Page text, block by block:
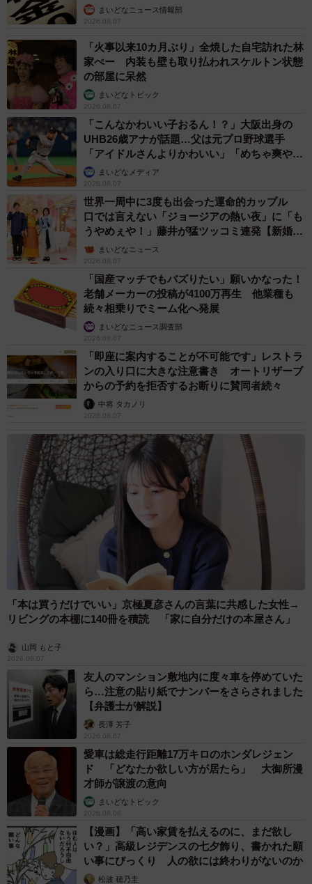
まいどなニュース情報部
2026.08.07
「火事以来10カ月ぶり」全焼した自宅訪れた林
家ぺー 内装も壁も取り払われスケルトン状態
の部屋に呆然
まいどなトピック
2026.08.07
「こんなかわいい子おるん！？」大阪出身の
UHB26歳アナが話題…父は元プロ野球選手
「アイドルさんよりかわいい」「めちゃ爽や
か」まいどなメディア
2026.08.07
世界一周中に3度も出会った運命的カップル
口では言えない「ジョージアの熱い夜」に「も
うやめぇや！」藤井が猛ツッコミ連発【新婚さ
ん】まいどなニュース
2026.08.07
「国産マッチでもバズりたい」願いかなった！
老舗メーカーの投稿が4100万再生 他業種も
続々相乗りでミーム化へ発展
まいどなニュース調査部
2026.08.07
「即座に案内することが不可能です」レストラ
ンの入り口に大きな注意書き オートリザーブ
からの予約を拒否するお断りに賛同者続々
中将 タカノリ
2026.08.07
「本は買うだけでいい」京極夏彦さんの言葉に共感した女性→
リビングの本棚に140冊を積読 「家に自分だけの本屋さん」
山岡 もと子
2026.08.07
友人のマンション敷地内に度々車を停めていた
ら…注意の貼り紙でナンバーをさらされました
【弁護士が解説】
長澤 芳子
2026.08.07
愛車は総走行距離17万キロのホンダレジェン
ド 「どなたか欲しい方が居たら」 大御所漫
才師が譲渡の意向
まいどなトピック
2026.08.06
【漫画】「高い家賃を払えるのに、まだ欲し
い？」高級レジデンスの七夕飾り、書かれた願
い事にびっくり 人の欲には終わりがないのか
松波 穂乃圭